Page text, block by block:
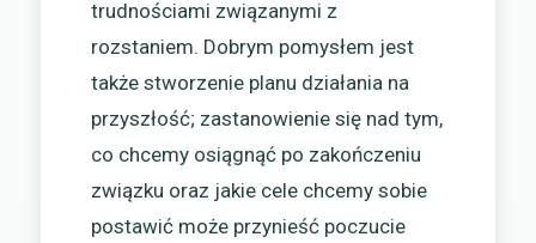
trudnościami związanymi z
rozstaniem. Dobrym pomysłem jest
także stworzenie planu działania na
przyszłość; zastanowienie się nad tym,
co chcemy osiągnąć po zakończeniu
związku oraz jakie cele chcemy sobie
postawić może przynieść poczucie